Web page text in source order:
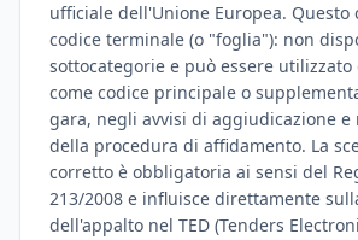
ufficiale dell'Unione Europea. Questo
codice terminale (o "foglia"): non
sottocategorie e può essere
come codice principale o
gara, negli avvisi di aggiudicazione
della procedura di affidamento. La
corretto è obbligatoria ai sensi del
213/2008 e influisce direttamente
dell'appalto nel TED (Tenders